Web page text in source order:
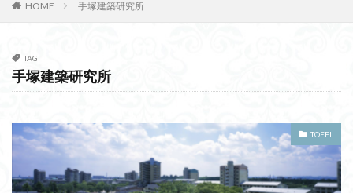
HOME 手塚建築研究所
TAG
手塚建築研究所
TOEFL